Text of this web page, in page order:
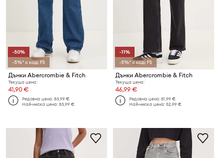
-50%
-5%* с код: FS
Дънки Abercrombie & Fitch
Текуща цена:
41,90 €
Редовна цена:83,99 €
Най-ниска цена:83,99 €
-11%
-5%* с код: FS
Дънки Abercrombie & Fitch
Текуща цена:
46,99 €
Редовна цена:81,99 €
Най-ниска цена:52,99 €